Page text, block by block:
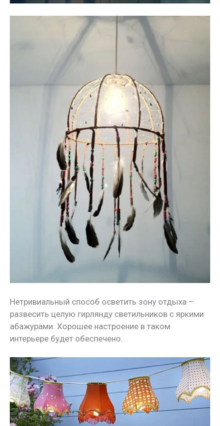
Нетривиальный способ осветить зону отдыха –
развесить целую гирлянду светильников с яркими
абажурами. Хорошее настроение в таком
интерьере будет обеспечено.